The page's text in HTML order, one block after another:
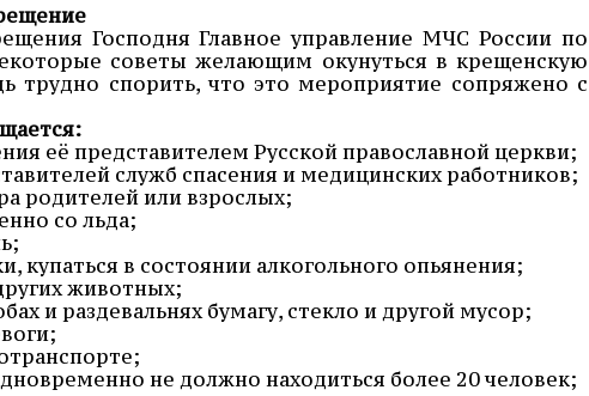
Господня Главное управление МЧС России по
советы желающим окунуться в крещенскую
трудно спорить, что это мероприятие сопряжено с
её представителем Русской православной церкви;
служб спасения и медицинских работников;
родителей или взрослых;
со льда;
купаться в состоянии алкогольного опьянения;
животных;
и раздевальнях бумагу, стекло и другой мусор;
не должно находиться более 20 человек;